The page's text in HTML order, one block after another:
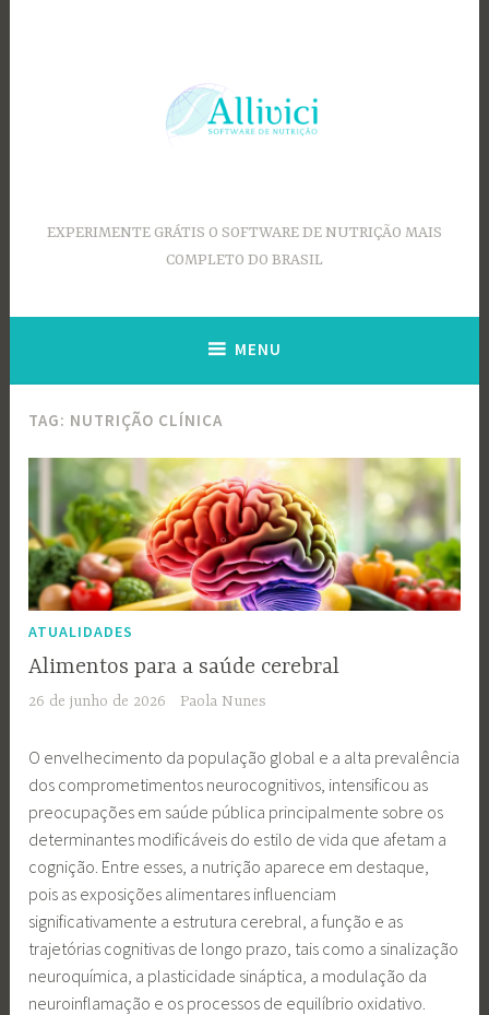
EXPERIMENTE GRÁTIS O SOFTWARE DE NUTRIÇÃO MAIS
COMPLETO DO BRASIL
MENU
TAG: NUTRIÇÃO CLÍNICA
ATUALIDADES
Alimentos para a saúde cerebral
26 de junho de 2026 Paola Nunes
O envelhecimento da população global e a alta prevalência
dos comprometimentos neurocognitivos, intensificou as
preocupações em saúde pública principalmente sobre os
determinantes modificáveis do estilo de vida que afetam a
cognição. Entre esses, a nutrição aparece em destaque,
pois as exposições alimentares influenciam
significativamente a estrutura cerebral, a função e as
trajetórias cognitivas de longo prazo, tais como a sinalização
neuroquímica, a plasticidade sináptica, a modulação da
neuroinflamação e os processos de equilíbrio oxidativo.